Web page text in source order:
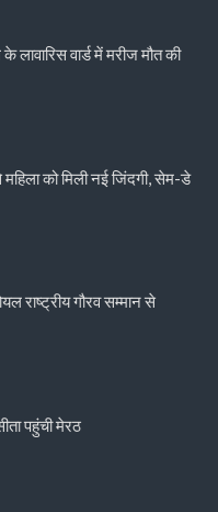
वार्ड में मरीज मौत की
को मिली नई जिंदगी, सेम-डे
राष्ट्रीय गौरव सम्मान से
पहुंची मेरठ